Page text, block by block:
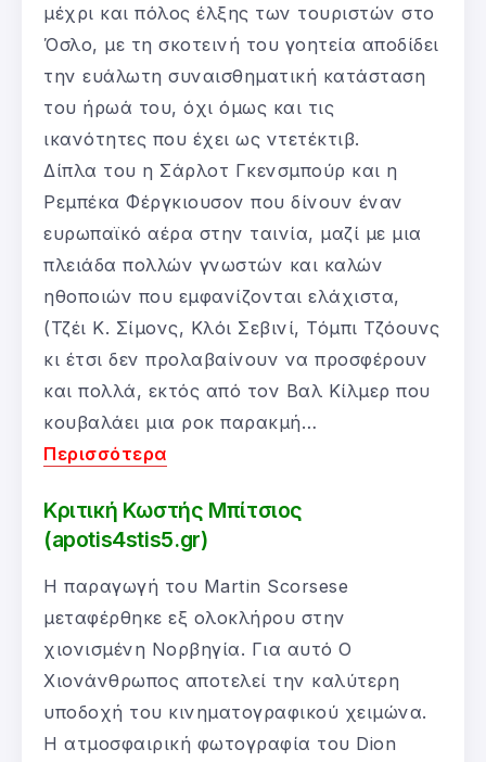
μέχρι και πόλος έλξης των τουριστών στο
Όσλο, με τη σκοτεινή του γοητεία αποδίδει
την ευάλωτη συναισθηματική κατάσταση
του ήρωά του, όχι όμως και τις
ικανότητες που έχει ως ντετέκτιβ.
Δίπλα του η Σάρλοτ Γκενσμπούρ και η
Ρεμπέκα Φέργκιουσον που δίνουν έναν
ευρωπαϊκό αέρα στην ταινία, μαζί με μια
πλειάδα πολλών γνωστών και καλών
ηθοποιών που εμφανίζονται ελάχιστα,
(Τζέι Κ. Σίμονς, Κλόι Σεβινί, Τόμπι Τζόουνς
κι έτσι δεν προλαβαίνουν να προσφέρουν
και πολλά, εκτός από τον Βαλ Κίλμερ που
κουβαλάει μια ροκ παρακμή…
Περισσότερα
Κριτική Κωστής Μπίτσιος
(apotis4stis5.gr)
Η παραγωγή του Martin Scorsese
μεταφέρθηκε εξ ολοκλήρου στην
χιονισμένη Νορβηγία. Για αυτό Ο
Χιονάνθρωπος αποτελεί την καλύτερη
υποδοχή του κινηματογραφικού χειμώνα.
H ατμοσφαιρική φωτογραφία του Dion